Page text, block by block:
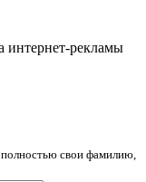
интернет-рекламы
свои фамилию,